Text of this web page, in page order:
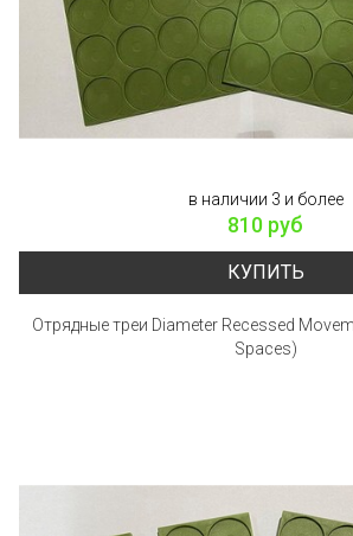
в наличии 3 и более
810 руб
КУПИТЬ
Отрядные треи Diameter Recessed
Spaces)